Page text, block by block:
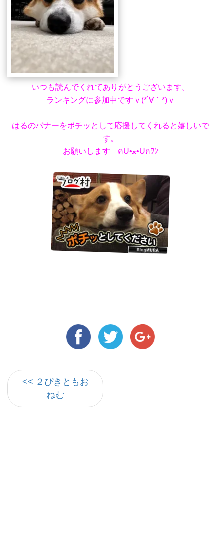
いつも読んでくれてありがとうございます。
ランキングに参加中ですｖ(*´∀｀*)ｖ
はるのバナーをポチッとして応援してくれると嬉しいで
す。
お願いします ฅU•ﻌ•Uฅﾜﾝ
<< ２ぴきともお
ねむ